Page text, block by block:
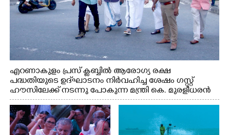
എറണാകുളം പ്രസ് ക്ലബ്ബിൽ ആരോഗ്യ രക്ഷ
പദ്ധതിയുടെ ഉദ്‌ഘാടനം നിർവഹിച്ച ശേഷം ഗസ്റ്റ്
ഹൗസിലേക്ക് നടന്നു പോകുന്ന മന്ത്രി കെ. മുരളീധരൻ